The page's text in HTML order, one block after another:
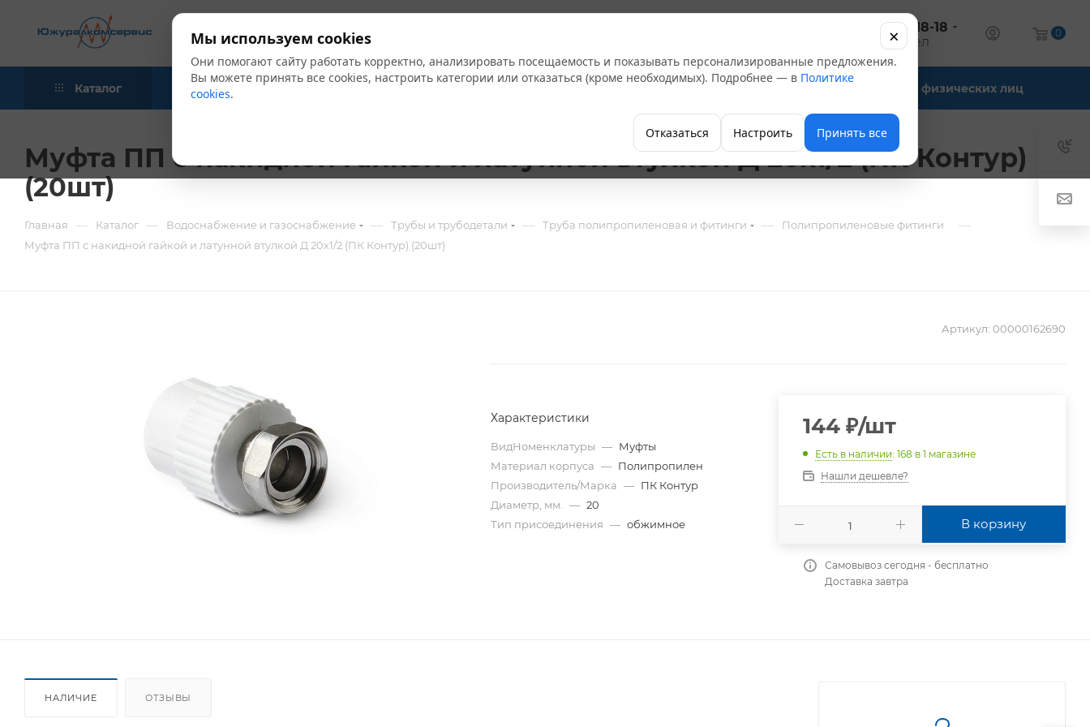
+7 (347) 246-18-18
оптовый отдел
0
Каталог Акции Бренды Компания Офис-склады Для физических лиц
Муфта ПП с накидной гайкой и латунной втулкой Д 20х1/2 (ПК Контур)
(20шт)
Главная — Каталог — Водоснабжение и газоснабжение — Трубы и трубодетали — Труба полипропиленовая и фитинги — Полипропиленовые фитинги —
Муфта ПП с накидной гайкой и латунной втулкой Д 20х1/2 (ПК Контур) (20шт)
Артикул: 00000162690
Характеристики
ВидНоменклатуры — Муфты
Материал корпуса — Полипропилен
Производитель/Марка — ПК Контур
Диаметр, мм.
— 20
Тип присоединения — обжимное
144₽/шт
Есть в наличии: 168 в 1 магазине
Нашли дешевле?
В корзину
Самовывоз сегодня - бесплатно
Доставка завтра
НАЛИЧИЕ ОТЗЫВЫ
Мы используем cookies
Они помогают сайту работать корректно, анализировать посещаемость и показывать персонализированные предложения.
Вы можете принять все cookies, настроить категории или отказаться (кроме необходимых). Подробнее — в Политике
cookies.
Отказаться Настроить Принять все
×